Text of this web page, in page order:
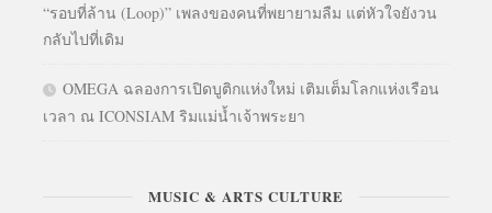
“รอบที่ล้าน (Loop)” เพลงของคนที่พยายามลืม แต่หัวใจยังวน
กลับไปที่เดิม
OMEGA ฉลองการเปิดบูติกแห่งใหม่ เติมเต็มโลกแห่งเรือน
เวลา ณ ICONSIAM ริมแม่น้ำเจ้าพระยา
MUSIC & ARTS CULTURE